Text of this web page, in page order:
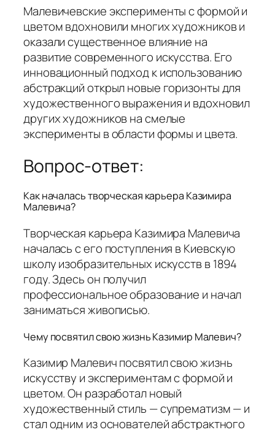
Малевичевские эксперименты с формой и
цветом вдохновили многих художников и
оказали существенное влияние на
развитие современного искусства. Его
инновационный подход к использованию
абстракций открыл новые горизонты для
художественного выражения и вдохновил
других художников на смелые
эксперименты в области формы и цвета.
Вопрос-ответ:
Как началась творческая карьера Казимира
Малевича?
Творческая карьера Казимира Малевича
началась с его поступления в Киевскую
школу изобразительных искусств в 1894
году. Здесь он получил
профессиональное образование и начал
заниматься живописью.
Чему посвятил свою жизнь Казимир Малевич?
Казимир Малевич посвятил свою жизнь
искусству и экспериментам с формой и
цветом. Он разработал новый
художественный стиль — супрематизм — и
стал одним из основателей абстрактного